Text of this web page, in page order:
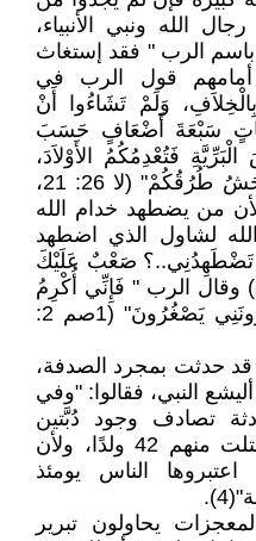
الله ونبي الأنبياء،
باسم الرب " فقد إستغاث
أمامهم قول الرب في
وَلَمْ تَشَاءُوا أَنْ
سَبْعَةَ أَضْعَافٍ حَسَبَ
فَتُعْدِمُكُمُ الأَوْلاَدَ،
وَتَقْرِضُ بَهَائِمَكُمْ، وَتُقَلِّلُكُمْ فَتُوحَشُ طُرُقُكُمْ" (لا 26: 21،
من يضطهد خدام الله
لشاول الذي اضطهد
تَضْطَهِدُنِي..؟ صَعْبٌ عَلَيْكَ
أَنْ تَرْفُسَ مَنَاخِسَ" (أع 9: 4، 5) وقال الرب " فَإِنِّي أُكْرِمُ
الَّذِينَ يُكْرِمُونَنِي، وَالَّذِينَ يَحْتَقِرُونَنِي يَصْغُرُونَ" (1صم 2:
قد حدثت بمجرد الصدفة،
النبي، فقالوا: "وفي
تصادف وجود دُبَّتين
ثاكلتين فهجمتا على الأولاد وقتلت منهم 42 ولدًا، ولأن
اعتبروها الناس يومئذ
يحاولون تبرير